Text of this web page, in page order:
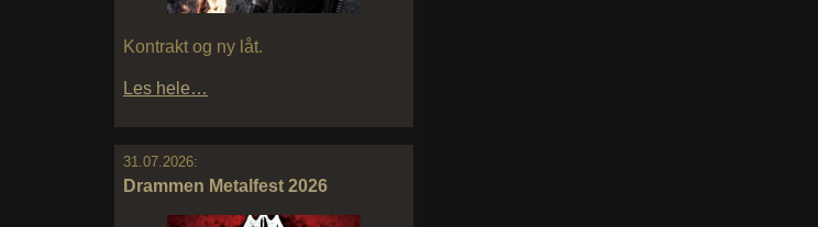
Kontrakt og ny låt.
Les hele…
31.07.2026:
Drammen Metalfest 2026